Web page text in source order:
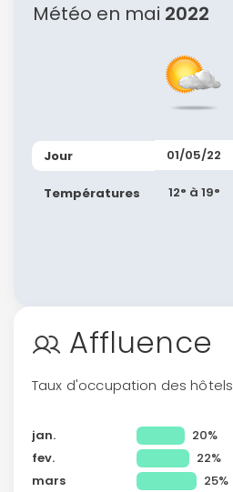
Météo en mai 2022
Jour
Températures
01/05/22
12° à 19°
Affluence
Taux d'occupation des hôtels
jan.
20%
fev.
22%
mars
25%